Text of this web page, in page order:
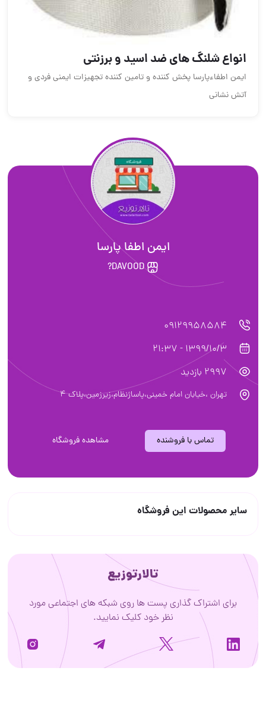
انواع شلنگ های ضد اسید و برزنتی
ایمن اطفاءپارسا پخش کننده و تامین کننده تجهیزات ایمنی فردی و
آتش نشانی
ایمن اطفا پارسا
DAVOOD?
09129958584
1399/10/3 - 21:37
2997 بازدید
تهران ،خیابان امام خمینی،پاساژنظام،زیرزمین،پلاک 4
تماس با فروشنده مشاهده فروشگاه
سایر محصولات این فروشگاه
تالارتوزیع
برای اشتراک گذاری پست ها روی شبکه های اجتماعی مورد
نظر خود کلیک نمایید.